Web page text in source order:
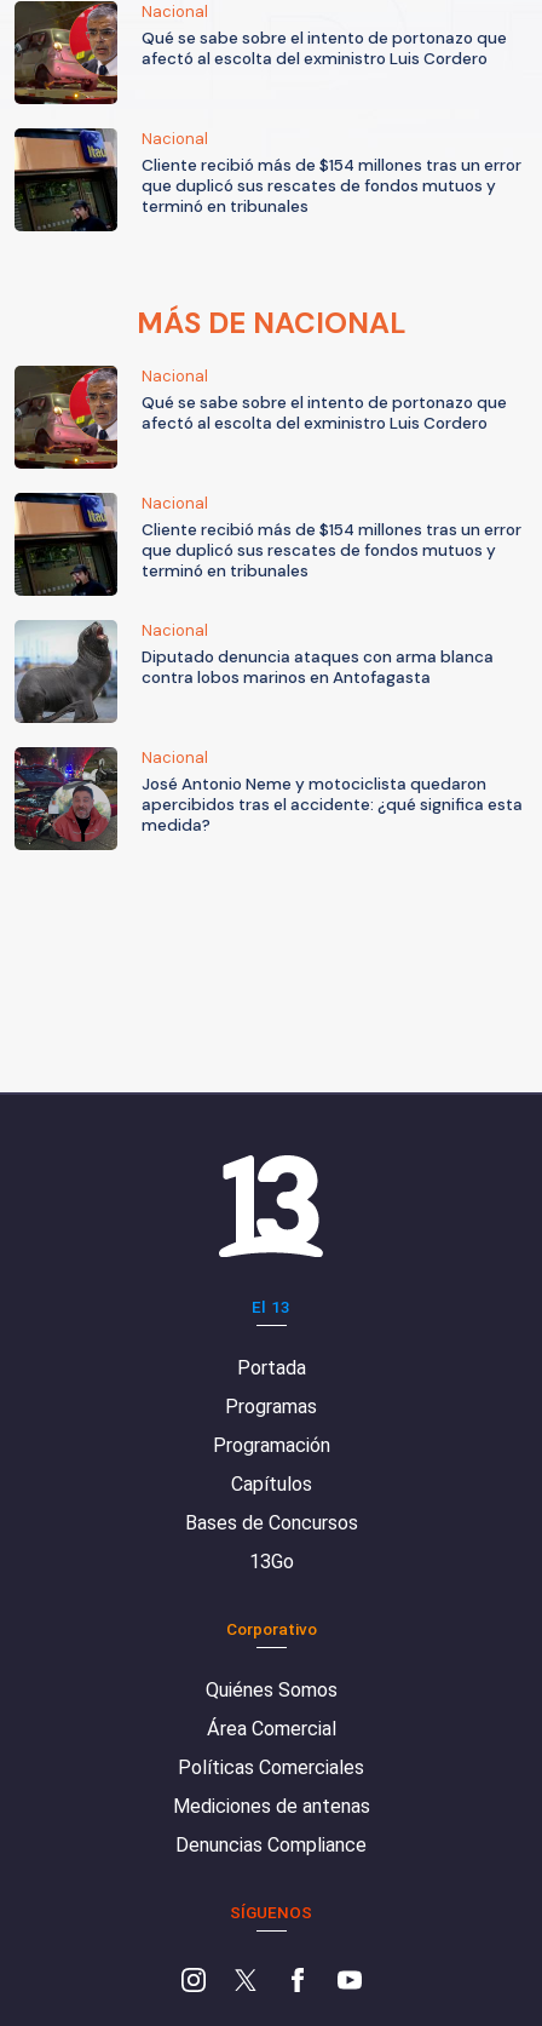
Nacional
Qué se sabe sobre el intento de portonazo que
afectó al escolta del exministro Luis Cordero
Nacional
Cliente recibió más de $154 millones tras un error
que duplicó sus rescates de fondos mutuos y
terminó en tribunales
MÁS DE NACIONAL
Nacional
Qué se sabe sobre el intento de portonazo que
afectó al escolta del exministro Luis Cordero
Nacional
Cliente recibió más de $154 millones tras un error
que duplicó sus rescates de fondos mutuos y
terminó en tribunales
Nacional
Diputado denuncia ataques con arma blanca
contra lobos marinos en Antofagasta
Nacional
José Antonio Neme y motociclista quedaron
apercibidos tras el accidente: ¿qué significa esta
medida?
El 13
Portada
Programas
Programación
Capítulos
Bases de Concursos
13Go
Corporativo
Quiénes Somos
Área Comercial
Políticas Comerciales
Mediciones de antenas
Denuncias Compliance
SÍGUENOS